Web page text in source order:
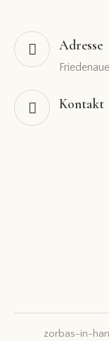
Adresse
Kontakt
zorbas-in-